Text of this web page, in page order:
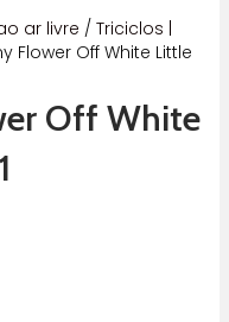
ar livre / Triciclos |
Flower Off White Little
Off White